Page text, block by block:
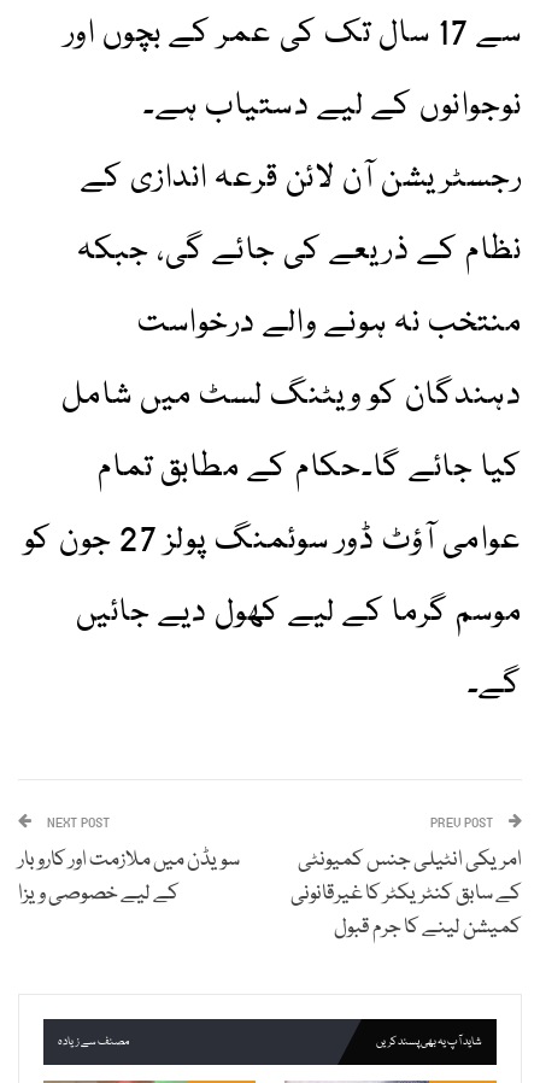
سے 17 سال تک کی عمر کے بچوں اور
نوجوانوں کے لیے دستیاب ہے۔
رجسٹریشن آن لائن قرعہ اندازی کے
نظام کے ذریعے کی جائے گی، جبکہ
منتخب نہ ہونے والے درخواست
دہندگان کو ویٹنگ لسٹ میں شامل
کیا جائے گا۔حکام کے مطابق تمام
عوامی آؤٹ ڈور سوئمنگ پولز 27 جون کو
موسم گرما کے لیے کھول دیے جائیں
گے۔
امریکی انٹیلی جنس کمیونٹی
کے سابق کنٹریکٹر کا غیرقانونی
کمیشن لینے کا جرم قبول
NEXT POST
سویڈن میں ملازمت اور کاروبار
کے لیے خصوصی ویزا
شاید آپ یہ بھی پسند کریں مصنف سے زیادہ